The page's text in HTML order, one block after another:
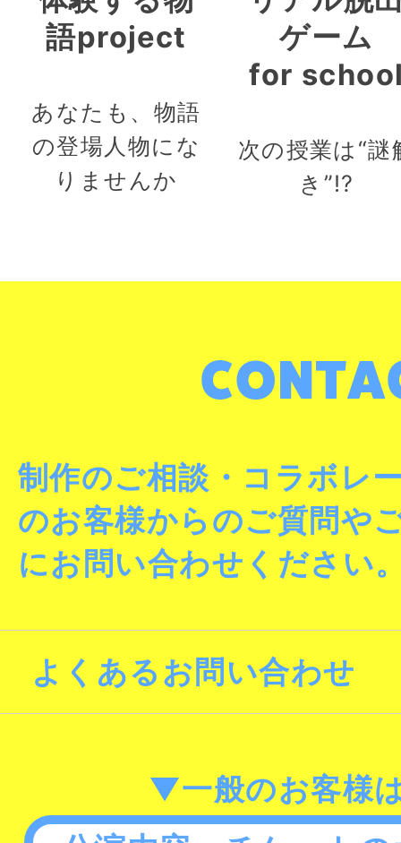
語project
あなたも、物語
の登場人物にな
りませんか
ゲーム
for
次の授業は“謎
き”!?
制作のご相談・コラボレ
のお客様からのご質問や
にお問い合わせください
よくあるお問い合わせ
▼一般のお客様